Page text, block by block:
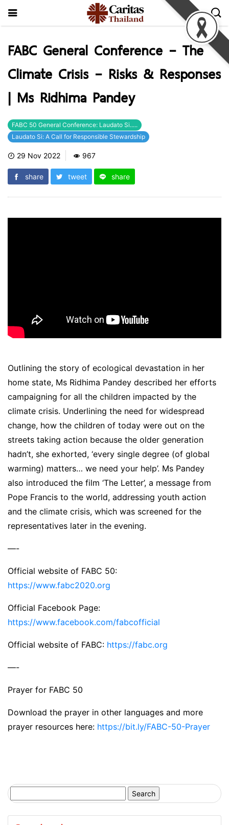
FABC General Conference – The
Climate Crisis – Risks & Responses
| Ms Ridhima Pandey
FABC 50 General Conference: Laudato Si.....
Laudato Si: A Call for Responsible Stewardship
29 Nov 2022 967
share tweet share
Outlining the story of ecological devastation in her
home state, Ms Ridhima Pandey described her efforts
campaigning for all the children impacted by the
climate crisis. Underlining the need for widespread
change, how the children of today were out on the
streets taking action because the older generation
hadn’t, she exhorted, ‘every single degree (of global
warming) matters… we need your help’. Ms Pandey
also introduced the film ‘The Letter’, a message from
Pope Francis to the world, addressing youth action
and the climate crisis, which was screened for the
representatives later in the evening.
—-
Official website of FABC 50:
https://www.fabc2020.org
Official Facebook Page:
https://www.facebook.com/fabcofficial
Official website of FABC: https://fabc.org
—-
Prayer for FABC 50
Download the prayer in other languages and more
prayer resources here: https://bit.ly/FABC-50-Prayer
for: